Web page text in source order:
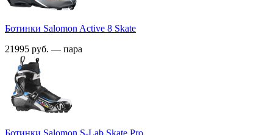
Ботинки Salomon Active 8 Skate
21995 руб. — пара
Ботинки Salomon S-Lab Skate Pro